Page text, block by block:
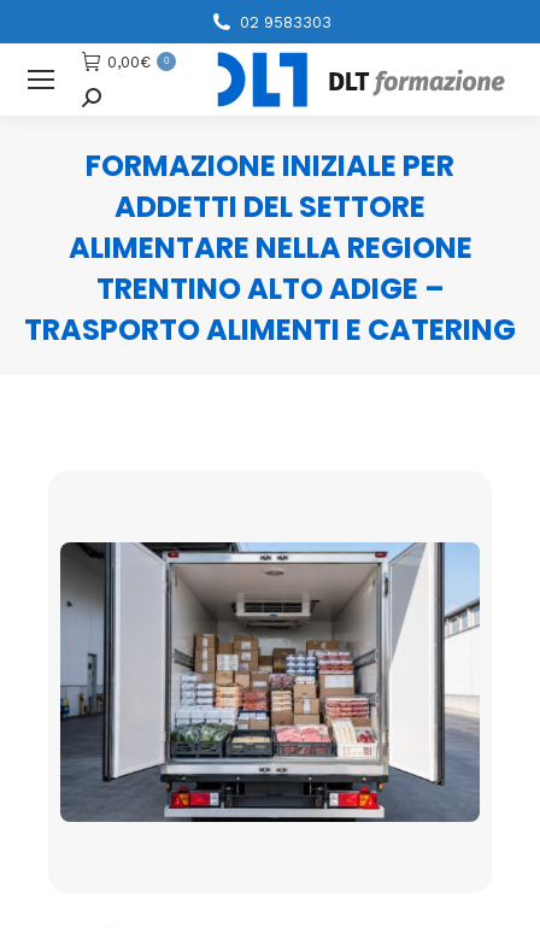
02 9583303
0,00€ 0
Cerca
FORMAZIONE INIZIALE PER
ADDETTI DEL SETTORE
ALIMENTARE NELLA REGIONE
TRENTINO ALTO ADIGE –
TRASPORTO ALIMENTI E CATERING